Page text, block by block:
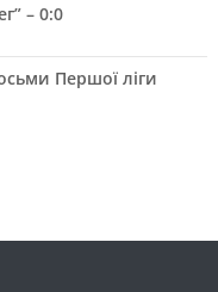
– 0:0
Першої ліги